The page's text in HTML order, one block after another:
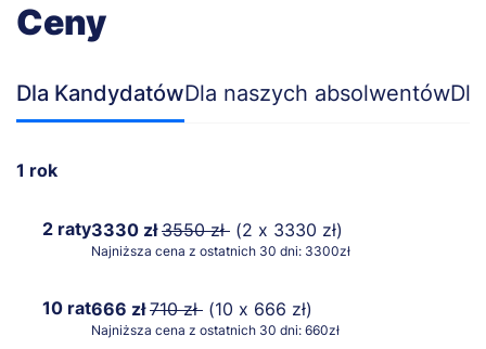
Ceny
Dla KandydatówDla naszych absolwentów
1 rok
2 raty3330 zł3550 zł (2 x 3330 zł)
Najniższa cena z ostatnich 30 dni: 3300zł
10 rat666 zł710 zł (10 x 666 zł)
Najniższa cena z ostatnich 30 dni: 660zł